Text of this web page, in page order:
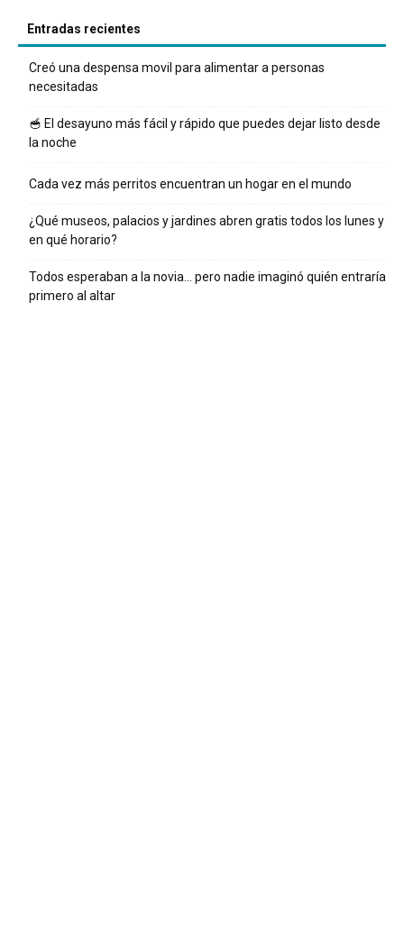
Entradas recientes
Creó una despensa movil para alimentar a personas
necesitadas
🥣 El desayuno más fácil y rápido que puedes dejar listo desde
la noche
Cada vez más perritos encuentran un hogar en el mundo
¿Qué museos, palacios y jardines abren gratis todos los lunes y
en qué horario?
Todos esperaban a la novia… pero nadie imaginó quién entraría
primero al altar